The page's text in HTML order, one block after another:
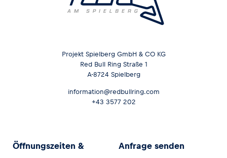
Projekt Spielberg GmbH & CO KG
Red Bull Ring Straße 1
A-8724 Spielberg
information@redbullring.com
+43 3577 202
Öffnungszeiten &
Anfrage senden